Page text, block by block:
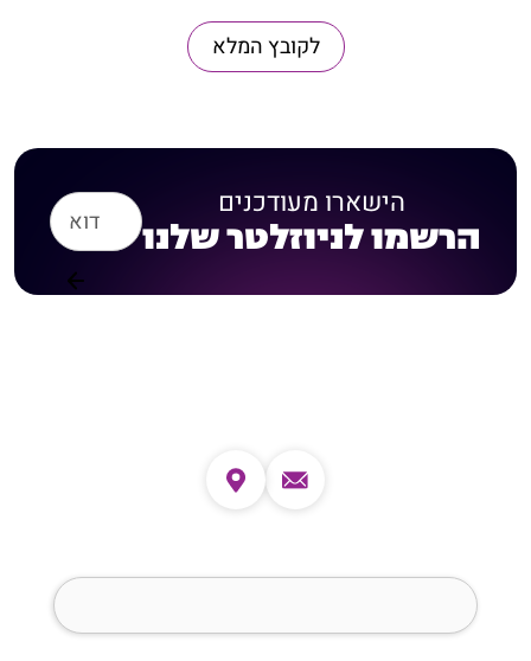
לקובץ המלא
הישארו מעודכנים
הרשמו לניוזלטר שלנו